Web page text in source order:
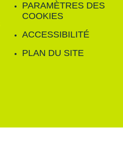
PARAMÈTRES DES
COOKIES
ACCESSIBILITÉ
PLAN DU SITE